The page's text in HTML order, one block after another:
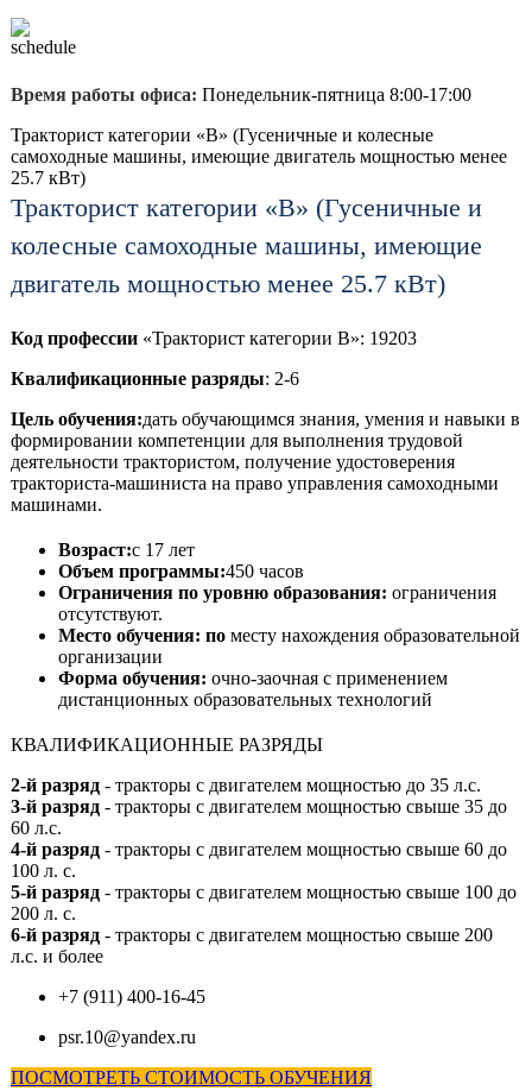
Время работы офиса: Понедельник-пятница 8:00-17:00
Тракторист категории «B» (Гусеничные и колесные
самоходные машины, имеющие двигатель мощностью менее
25.7 кВт)
Тракторист категории «B» (Гусеничные и
колесные самоходные машины, имеющие
двигатель мощностью менее 25.7 кВт)
Код профессии «Тракторист категории В»: 19203
Квалификационные разряды: 2-6
Цель обучения:дать обучающимся знания, умения и навыки в
формировании компетенции для выполнения трудовой
деятельности трактористом, получение удостоверения
тракториста-машиниста на право управления самоходными
машинами.
Возраст:с 17 лет
Объем программы:450 часов
Ограничения по уровню образования: ограничения
отсутствуют.
Место обучения: по месту нахождения образовательной
организации
Форма обучения: очно-заочная с применением
дистанционных образовательных технологий
КВАЛИФИКАЦИОННЫЕ РАЗРЯДЫ
2-й разряд - тракторы с двигателем мощностью до 35 л.с.
3-й разряд - тракторы с двигателем мощностью свыше 35 до
60 л.с.
4-й разряд - тракторы с двигателем мощностью свыше 60 до
100 л. с.
5-й разряд - тракторы с двигателем мощностью свыше 100 до
200 л. с.
6-й разряд - тракторы с двигателем мощностью свыше 200
л.с. и более
+7 (911) 400-16-45
psr.10@yandex.ru
ПОСМОТРЕТЬ СТОИМОСТЬ ОБУЧЕНИЯ